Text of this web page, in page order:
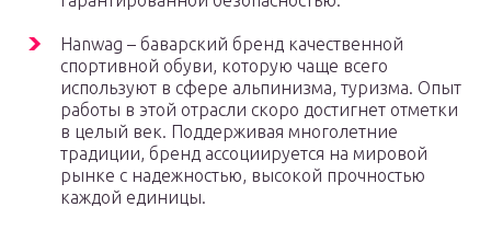
Hanwag – баварский бренд качественной
спортивной обуви, которую чаще всего
используют в сфере альпинизма, туризма. Опыт
работы в этой отрасли скоро достигнет отметки
в целый век. Поддерживая многолетние
традиции, бренд ассоциируется на мировой
рынке с надежностью, высокой прочностью
каждой единицы.